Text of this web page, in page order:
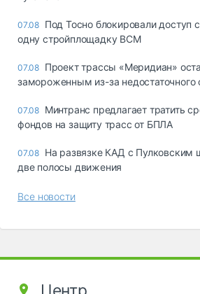
07.08 Под Тосно блокировали доступ
одну стройплощадку ВСМ
07.08 Проект трассы «Меридиан»
замороженным из-за недостаточного
07.08 Минтранс предлагает тратить
фондов на защиту трасс от БПЛА
07.08 На развязке КАД с Пулковским
две полосы движения
Все новости